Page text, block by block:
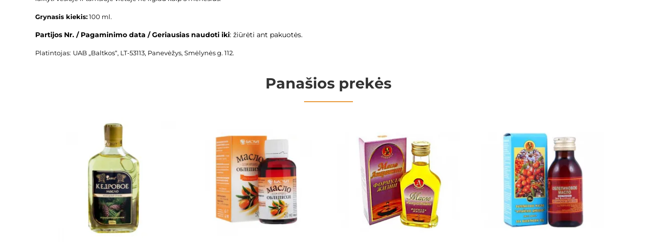
Grynasis kiekis:100 ml.
Partijos Nr. / Pagaminimo data / Geriausias naudoti iki: žiūrėti ant pakuotės.
Platintojas: UAB „Baltkos“, LT-53113, Panevėžys, Smėlynės g. 112.
Panašios prekės